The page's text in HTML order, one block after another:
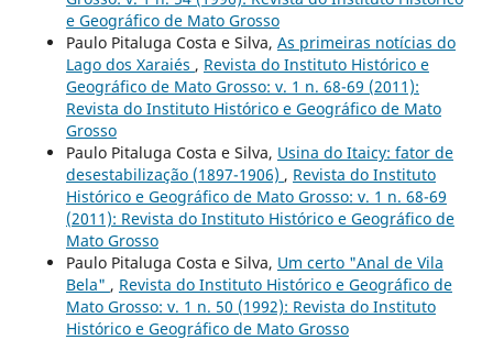
e Geográfico de Mato Grosso
Paulo Pitaluga Costa e Silva, As primeiras notícias do
Lago dos Xaraiés , Revista do Instituto Histórico e
Geográfico de Mato Grosso: v. 1 n. 68-69 (2011):
Revista do Instituto Histórico e Geográfico de Mato
Grosso
Paulo Pitaluga Costa e Silva, Usina do Itaicy: fator de
desestabilização (1897-1906) , Revista do Instituto
Histórico e Geográfico de Mato Grosso: v. 1 n. 68-69
(2011): Revista do Instituto Histórico e Geográfico de
Mato Grosso
Paulo Pitaluga Costa e Silva, Um certo "Anal de Vila
Bela" , Revista do Instituto Histórico e Geográfico de
Mato Grosso: v. 1 n. 50 (1992): Revista do Instituto
Histórico e Geográfico de Mato Grosso